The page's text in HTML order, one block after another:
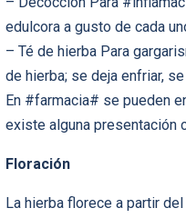
edulcora a gusto de cada
– Té de hierba Para
de hierba; se deja enfriar,
En #farmacia# se pueden
existe alguna presentación
Floración
La hierba florece a partir